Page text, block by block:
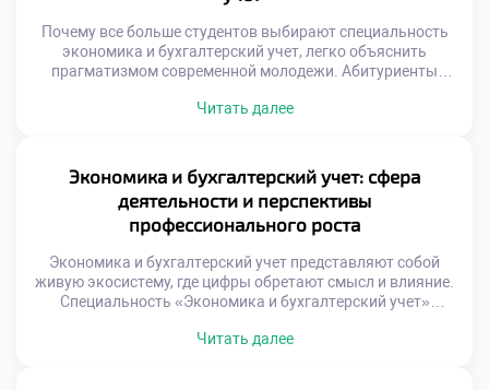
Почему все больше студентов выбирают специальность
экономика и бухгалтерский учет, легко объяснить
прагматизмом современной молодежи. Абитуриенты
знания. Финансовый сектор дает четкие ответы на
Работодатели готовы нанимать выпускников сразу после
получения диплома. Конкуренция за кадры создает
благоприятные […]
Читать далее
Экономика и бухгалтерский учет: сфера
деятельности и перспективы
профессионального роста
Экономика и бухгалтерский учет представляют собой
живую экосистему, где цифры обретают смысл и влияние.
Специальность «Экономика и бухгалтерский учет»
регистров или составление баланса. Это обширное поле
Читать далее